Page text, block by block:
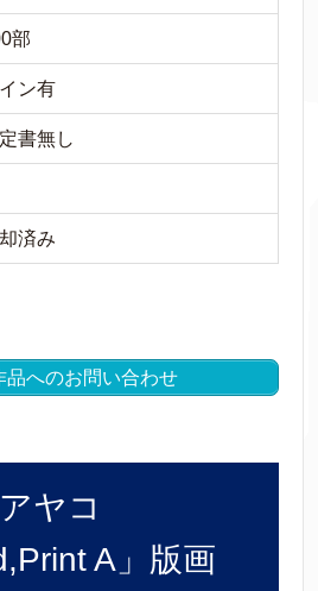
部
ン有
書無し
済み
へのお問い合わせ
ヤコ
A」版画